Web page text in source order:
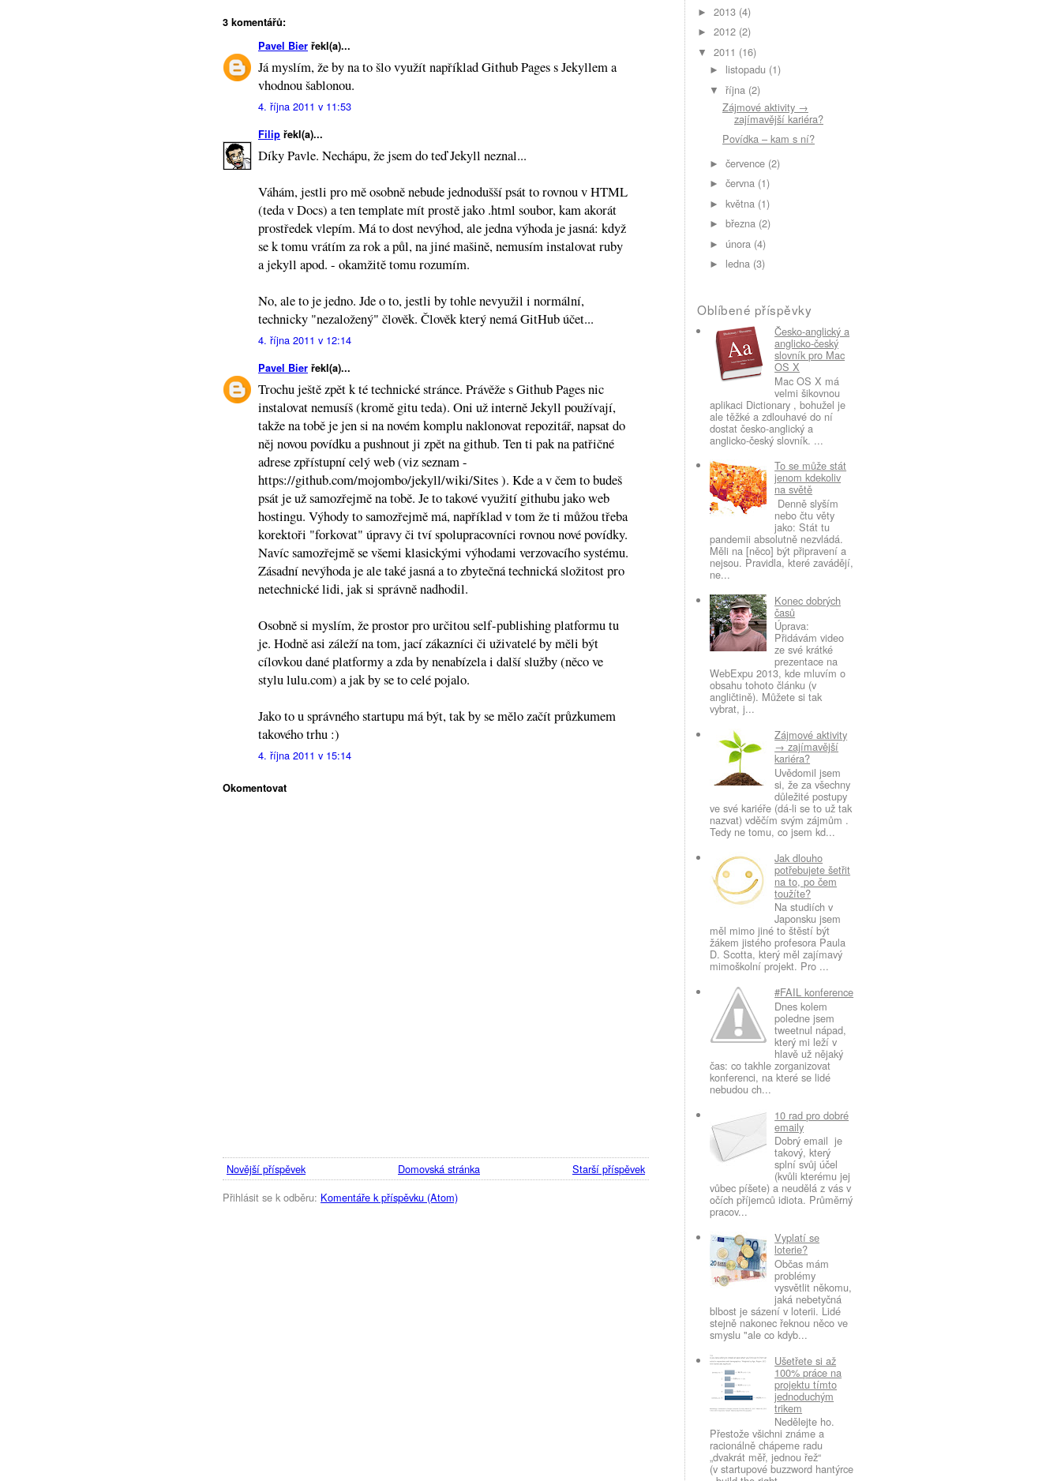
3 komentářů:
Pavel Bier řekl(a)...
Já myslím, že by na to šlo využít například Github Pages s Jekyllem a
vhodnou šablonou.
4. října 2011 v 11:53
Filip řekl(a)...
Díky Pavle. Nechápu, že jsem do teď Jekyll neznal...
Váhám, jestli pro mě osobně nebude jednodušší psát to rovnou v HTML
(teda v Docs) a ten template mít prostě jako .html soubor, kam akorát
prostředek vlepím. Má to dost nevýhod, ale jedna výhoda je jasná: když
se k tomu vrátím za rok a půl, na jiné mašině, nemusím instalovat ruby
a jekyll apod. - okamžitě tomu rozumím.
No, ale to je jedno. Jde o to, jestli by tohle nevyužil i normální,
technicky "nezaložený" člověk. Člověk který nemá GitHub účet...
4. října 2011 v 12:14
Pavel Bier řekl(a)...
Trochu ještě zpět k té technické stránce. Právěže s Github Pages nic
instalovat nemusíš (kromě gitu teda). Oni už interně Jekyll používají,
takže na tobě je jen si na novém komplu naklonovat repozitář, napsat do
něj novou povídku a pushnout ji zpět na github. Ten ti pak na patřičné
adrese zpřístupní celý web (viz seznam -
https://github.com/mojombo/jekyll/wiki/Sites ). Kde a v čem to budeš
psát je už samozřejmě na tobě. Je to takové využití githubu jako web
hostingu. Výhody to samozřejmě má, například v tom že ti můžou třeba
korektoři "forkovat" úpravy či tví spolupracovníci rovnou nové povídky.
Navíc samozřejmě se všemi klasickými výhodami verzovacího systému.
Zásadní nevýhoda je ale také jasná a to zbytečná technická složitost pro
netechnické lidi, jak si správně nadhodil.
Osobně si myslím, že prostor pro určitou self-publishing platformu tu
je. Hodně asi záleží na tom, jací zákazníci či uživatelé by měli být
cílovkou dané platformy a zda by nenabízela i další služby (něco ve
stylu lulu.com) a jak by se to celé pojalo.
Jako to u správného startupu má být, tak by se mělo začít průzkumem
takového trhu :)
4. října 2011 v 15:14
Okomentovat
Novější příspěvek Starší příspěvek
Domovská stránka
Přihlásit se k odběru: Komentáře k příspěvku (Atom)
► 2013 (4)
► 2012 (2)
▼ 2011 (16)
► listopadu (1)
▼ října (2)
Zájmové aktivity →
zajímavější kariéra?
Povídka – kam s ní?
►července (2)
►června (1)
► května (1)
► března (2)
► února (4)
► ledna (3)
Oblíbené příspěvky
Česko-anglický a
anglicko-český
slovník pro Mac
OS X
Mac OS X má
velmi šikovnou
aplikaci Dictionary , bohužel je
ale těžké a zdlouhavé do ní
dostat česko-anglický a
anglicko-český slovník. ...
To se může stát
jenom kdekoliv
na světě
Denně slyším
nebo čtu věty
jako: Stát tu
pandemii absolutně nezvládá.
Měli na [něco] být připravení a
nejsou. Pravidla, které zavádějí,
ne...
Konec dobrých
časů
Úprava:
Přidávám video
ze své krátké
prezentace na
WebExpu 2013, kde mluvím o
obsahu tohoto článku (v
angličtině). Můžete si tak
vybrat, j...
Zájmové aktivity
→ zajímavější
kariéra?
Uvědomil jsem
si, že za všechny
důležité postupy
ve své kariéře (dá-li se to už tak
nazvat) vděčím svým zájmům .
Tedy ne tomu, co jsem kd...
Jak dlouho
potřebujete šetřit
na to, po čem
toužíte?
Na studiích v
Japonsku jsem
měl mimo jiné to štěstí být
žákem jistého profesora Paula
D. Scotta, který měl zajímavý
mimoškolní projekt. Pro ...
#FAIL konference
Dnes kolem
poledne jsem
tweetnul nápad,
který mi leží v
hlavě už nějaký
čas: co takhle zorganizovat
konferenci, na které se lidé
nebudou ch...
10 rad pro dobré
emaily
Dobrý email je
takový, který
splní svůj účel
(kvůli kterému jej
vůbec píšete) a neudělá z vás v
očích příjemců idiota. Průměrný
pracov...
Vyplatí se
loterie?
Občas mám
problémy
vysvětlit někomu,
jaká nebetyčná
blbost je sázení v loterii. Lidé
stejně nakonec řeknou něco ve
smyslu "ale co kdyb...
Ušetřete si až
100% práce na
projektu tímto
jednoduchým
trikem
Nedělejte ho.
Přestože všichni známe a
racionálně chápeme radu
„dvakrát měř, jednou řež“
(v startupové buzzword hantýrce